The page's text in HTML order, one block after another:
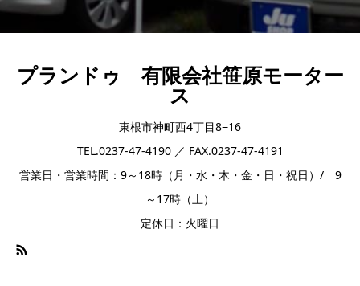
プランドゥ 有限会社笹原モーター
ス
東根市神町西4丁目8−16
TEL.0237-47-4190 ／ FAX.0237-47-4191
営業日・営業時間：9～18時（月・水・木・金・日・祝日）/ 9
～17時（土）
定休日：火曜日